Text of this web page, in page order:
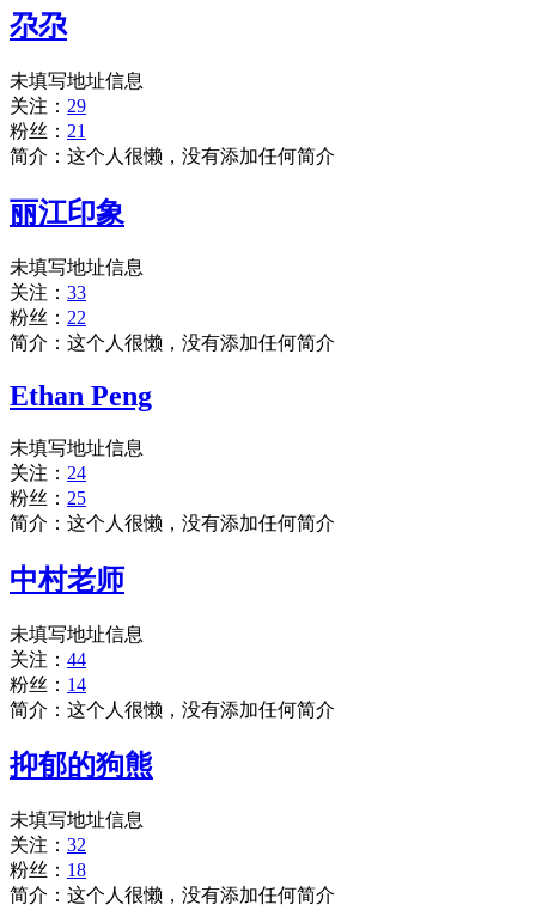
尕尕
未填写地址信息
关注： 29
粉丝： 21
简介：这个人很懒，没有添加任何简介
丽江印象
未填写地址信息
关注： 33
粉丝： 22
简介：这个人很懒，没有添加任何简介
Ethan Peng
未填写地址信息
关注： 24
粉丝： 25
简介：这个人很懒，没有添加任何简介
中村老师
未填写地址信息
关注： 44
粉丝： 14
简介：这个人很懒，没有添加任何简介
抑郁的狗熊
未填写地址信息
关注： 32
粉丝： 18
简介：这个人很懒，没有添加任何简介